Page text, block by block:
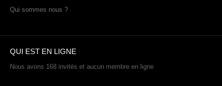
Qui sommes nous ?
QUI EST EN LIGNE
Nous avons 168 invités et aucun membre en ligne